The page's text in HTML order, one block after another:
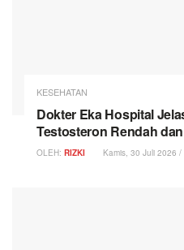
KESEHATAN
Dokter Eka Hospital
Testosteron Rendah
OLEH: RIZKI Kamis, 30 Juli 2026 /